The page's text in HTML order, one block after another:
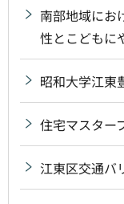
南部地域に
性とこどもに
昭和大学江東
住宅マスター
江東区交通バ